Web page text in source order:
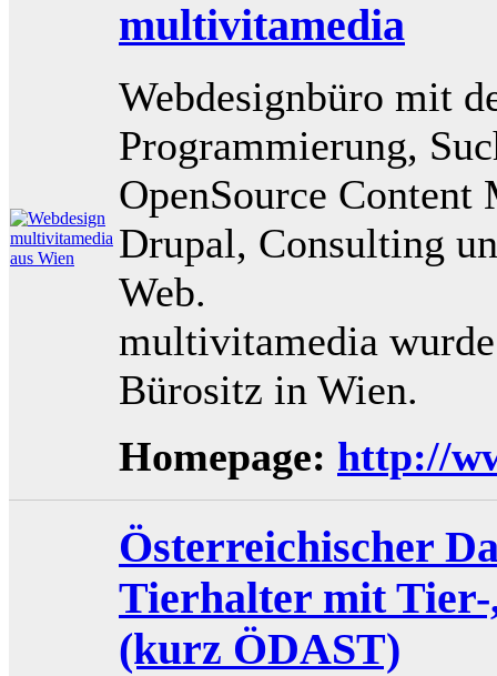
multivitamedia
Webdesignbüro mit
Programmierung,
OpenSource Content
Drupal, Consulting
Web.
multivitamedia
Bürositz in Wien.
Homepage: http://
Österreichischer
Tierhalter mit
(kurz ÖDAST)